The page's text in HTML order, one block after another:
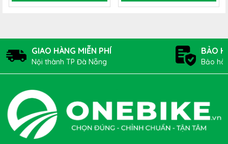
GIAO HÀNG MIỄN PHÍ
Nội thành TP Đà Nẵng
BẢO
Bảo